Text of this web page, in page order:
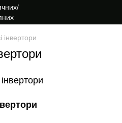
інвертори